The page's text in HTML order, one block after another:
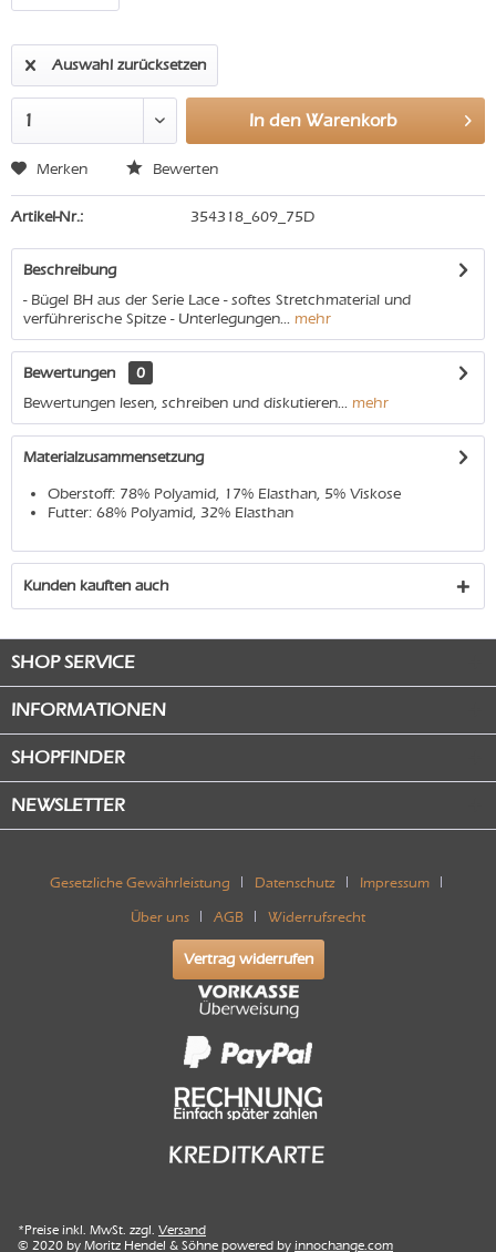
Auswahl zurücksetzen
In den Warenkorb
Merken Bewerten
Artikel-Nr.: 354318_609_75D
Beschreibung
- Bügel BH aus der Serie Lace - softes Stretchmaterial und
verführerische Spitze - Unterlegungen... mehr
Bewertungen
0
Bewertungen lesen, schreiben und diskutieren... mehr
Materialzusammensetzung
Oberstoff: 78% Polyamid, 17% Elasthan, 5% Viskose
Futter: 68% Polyamid, 32% Elasthan
Kunden kauften auch
SHOP SERVICE
INFORMATIONEN
SHOPFINDER
NEWSLETTER
Gesetzliche Gewährleistung Datenschutz Impressum
Über uns AGB Widerrufsrecht
Vertrag widerrufen
*Preise inkl. MwSt. zzgl. Versand
© 2020 by Moritz Hendel & Söhne powered by innochange.com